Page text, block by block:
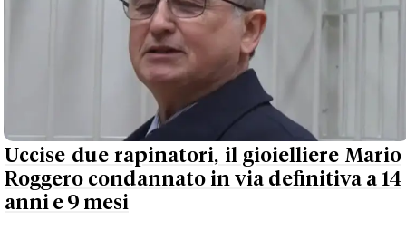
Uccise due rapinatori, il gioielliere Mario
Roggero condannato in via definitiva a 14
anni e 9 mesi